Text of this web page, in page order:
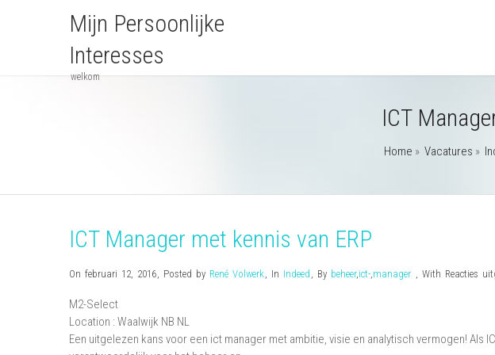
Mijn Persoonlijke
Interesses
welkom
ICT
Home » Vacatures »
ICT Manager met kennis van ERP
On februari 12, 2016, Posted by René Volwerk, In Indeed , By beheer,ict-,manager , With Reacties
M2-Select
Location : Waalwijk NB NL
Een uitgelezen kans voor een ict manager met ambitie, visie en analytisch vermogen! Als